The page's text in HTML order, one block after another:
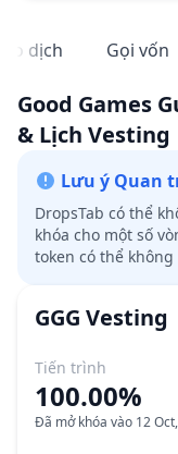
dịch Gọi vốn
Good Games
& Lịch Vesting
Lưu ý Quan
DropsTab có thể
khóa cho một số
token có thể
GGG Vesting
Tiến trình
100.00%
Đã mở khóa vào 12